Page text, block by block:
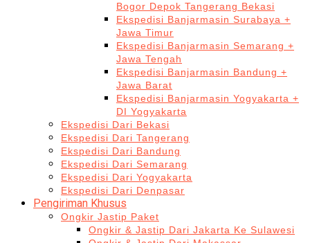
Bogor Depok Tangerang Bekasi
Ekspedisi Banjarmasin Surabaya +
Jawa Timur
Ekspedisi Banjarmasin Semarang +
Jawa Tengah
Ekspedisi Banjarmasin Bandung +
Jawa Barat
Ekspedisi Banjarmasin Yogyakarta +
DI Yogyakarta
Ekspedisi Dari Bekasi
Ekspedisi Dari Tangerang
Ekspedisi Dari Bandung
Ekspedisi Dari Semarang
Ekspedisi Dari Yogyakarta
Ekspedisi Dari Denpasar
Pengiriman Khusus
Ongkir Jastip Paket
Ongkir & Jastip Dari Jakarta Ke Sulawesi